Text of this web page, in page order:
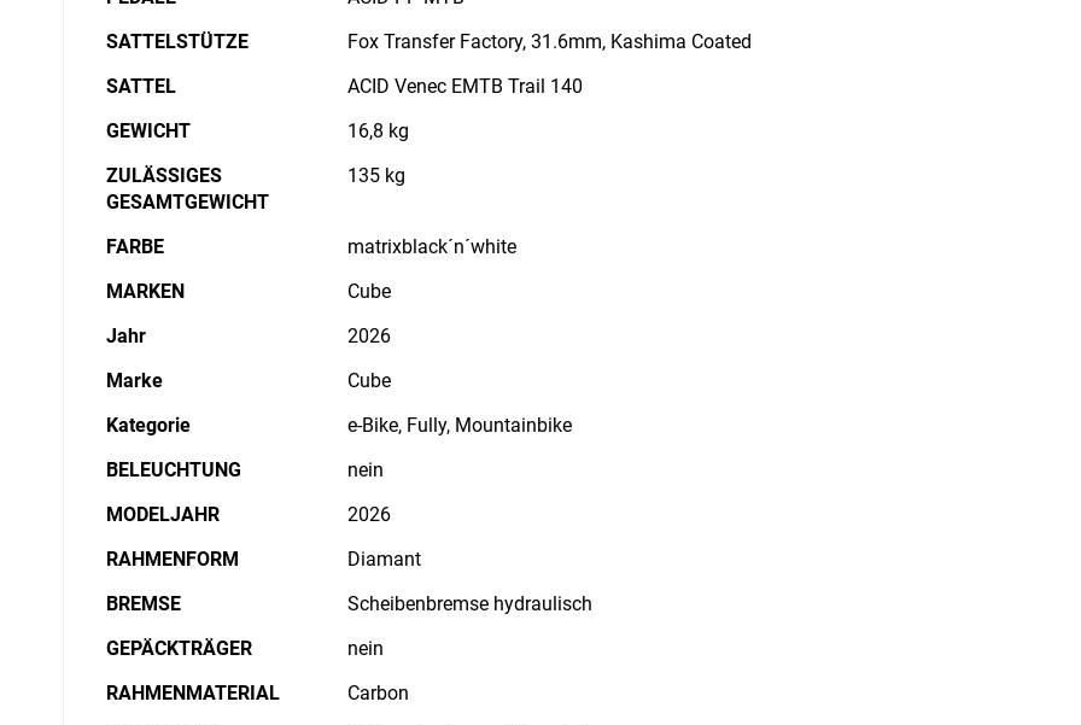
SATTELSTÜTZE
Fox Transfer Factory, 31.6mm, Kashima Coated
SATTEL
ACID Venec EMTB Trail 140
GEWICHT
16,8 kg
ZULÄSSIGES
GESAMTGEWICHT
135 kg
FARBE
matrixblack´n´white
MARKEN
Cube
Jahr
2026
Marke
Cube
Kategorie
e-Bike, Fully, Mountainbike
BELEUCHTUNG
nein
MODELJAHR
2026
RAHMENFORM
Diamant
BREMSE
Scheibenbremse hydraulisch
GEPÄCKTRÄGER
nein
RAHMENMATERIAL
Carbon